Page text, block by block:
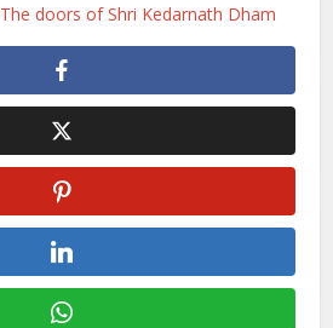
The doors of Shri Kedarnath Dham